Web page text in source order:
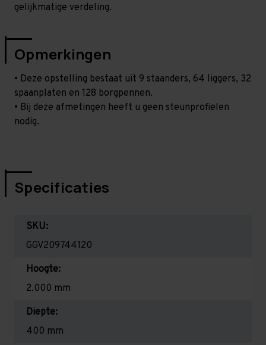
gelijkmatige verdeling.
Opmerkingen
• Deze opstelling bestaat uit 9 staanders, 64 liggers, 32
spaanplaten en 128 borgpennen.
• Bij deze afmetingen heeft u geen steunprofielen
nodig.
Specificaties
SKU:
GGV209744120
Hoogte:
2.000 mm
Diepte:
400 mm